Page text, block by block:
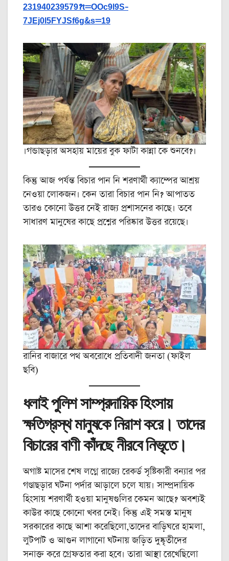
231940239579?t=OOc9l9S-
7JEj0l5FYJSf6g&s=19
।গন্ডাছড়ার অসহায় মায়ের বুক ফাটা কান্না কে শুনবে?।
কিন্তু আজ পর্যন্ত বিচার পান নি শরণার্থী ক্যাম্পের আশ্রয়
নেওয়া লোকজন। কেন তারা বিচার পান নি? আপাতত
তারও কোনো উত্তর নেই রাজ্য প্রশাসনের কাছে। তবে
সাধারণ মানুষের কাছে প্রশ্নের পরিষ্কার উত্তর রয়েছে।
রানির বাজারে পথ অবরোধে প্রতিবাদী জনতা (ফাইল
ছবি)
ধলাই পুলিশ সাম্প্রদায়িক হিংসায়
ক্ষতিগ্রস্থ মানুষকে নিরাশ করে। তাদের
বিচারের বাণী কাঁদছে নীরবে নিভৃতে।
অগাষ্ট মাসের শেষ লগ্নে রাজ্যে রেকর্ড সৃষ্টিকারী বন্যার পর
গণ্ডাছড়ার ঘটনা পর্দার আড়ালে চলে যায়। সাম্প্রদায়িক
হিংসায় শরণার্থী হওয়া মানুষগুলির কেমন আছে? অবশ্যই
কাউর কাছে কোনো খবর নেই। কিন্তু এই সমস্ত মানুষ
সরকারের কাছে আশা করেছিলো,তাদের বাড়িঘরে হামলা,
লুটপাট ও আগুন লাগানো ঘটনায় জড়িত দুষ্কৃতীদের
সনাক্ত করে গ্রেফতার করা হবে। তারা আস্থা রেখেছিলো